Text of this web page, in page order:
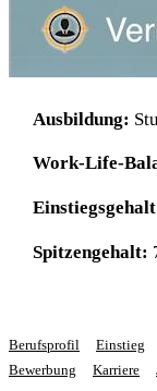
Ausbildung:
Work-Life-
Spitzengehalt:
Berufsprofil Einstieg
Bewerbung
Karriere